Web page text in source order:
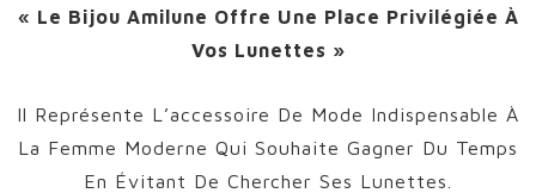
« Le Bijou Amilune Offre Une Place Privilégiée À
Vos Lunettes »
Il Représente L’accessoire De Mode Indispensable À
La Femme Moderne Qui Souhaite Gagner Du Temps
En Évitant De Chercher Ses Lunettes.